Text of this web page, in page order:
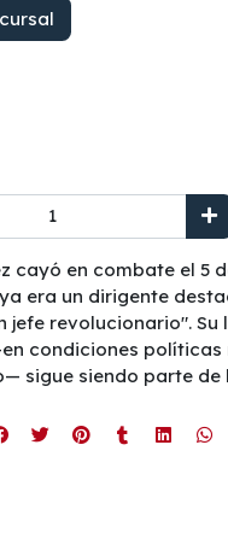
cayó en combate el 5
era un dirigente
jefe revolucionario".
condiciones
sigue siendo parte